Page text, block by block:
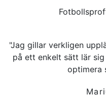
"Jag gillar verkligen
på ett enkelt sätt lär
optimera